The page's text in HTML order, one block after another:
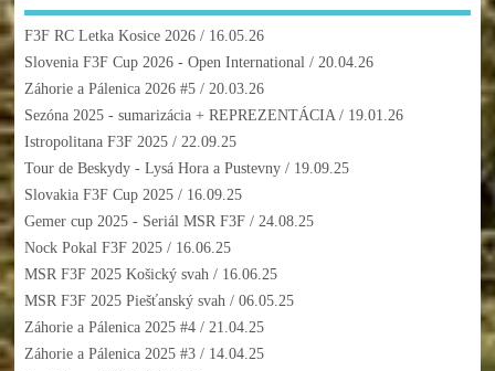
F3F RC Letka Kosice 2026/ 16.05.26
Slovenia F3F Cup 2026 - Open International/ 20.04.26
Záhorie a Pálenica 2026 #5/ 20.03.26
Sezóna 2025 - sumarizácia + REPREZENTÁCIA/ 19.01.26
Istropolitana F3F 2025/ 22.09.25
Tour de Beskydy - Lysá Hora a Pustevny/ 19.09.25
Slovakia F3F Cup 2025/ 16.09.25
Gemer cup 2025 - Seriál MSR F3F/ 24.08.25
Nock Pokal F3F 2025/ 16.06.25
MSR F3F 2025 Košický svah/ 16.06.25
MSR F3F 2025 Piešťanský svah/ 06.05.25
Záhorie a Pálenica 2025 #4/ 21.04.25
Záhorie a Pálenica 2025 #3/ 14.04.25